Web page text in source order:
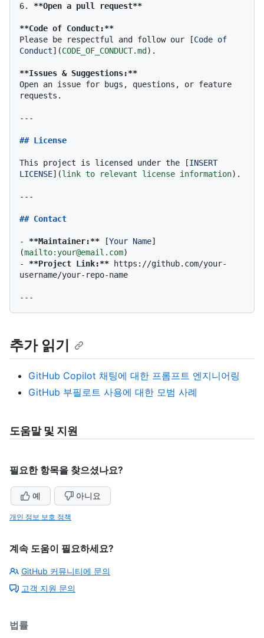
6.
**Open a pull request**
**Code of Conduct:**
Please be respectful and follow our [Code of
Conduct](CODE_OF_CONDUCT.md).
**Issues & Suggestions:**
Open an issue for bugs, questions, or feature
requests.
---
## License
This project is licensed under the [INSERT
LICENSE](link to relevant license information).
---
## Contact
- **Maintainer:** [Your Name]
(mailto:your@email.com
-
**Project Link:** https://github.com/your-
username/your-repo-name
추가 읽기
GitHub Copilot 채팅에 대한 프롬프트 엔지니어링
GitHub 부필로트 사용에 대한 모범 사례
도움말 및 지원
필요한 항목을 찾으셨나요?
예 아니요
개인 정보 보호 정책
계속 도움이 필요하세요?
GitHub 커뮤니티에 문의
고객 지원 문의
법률